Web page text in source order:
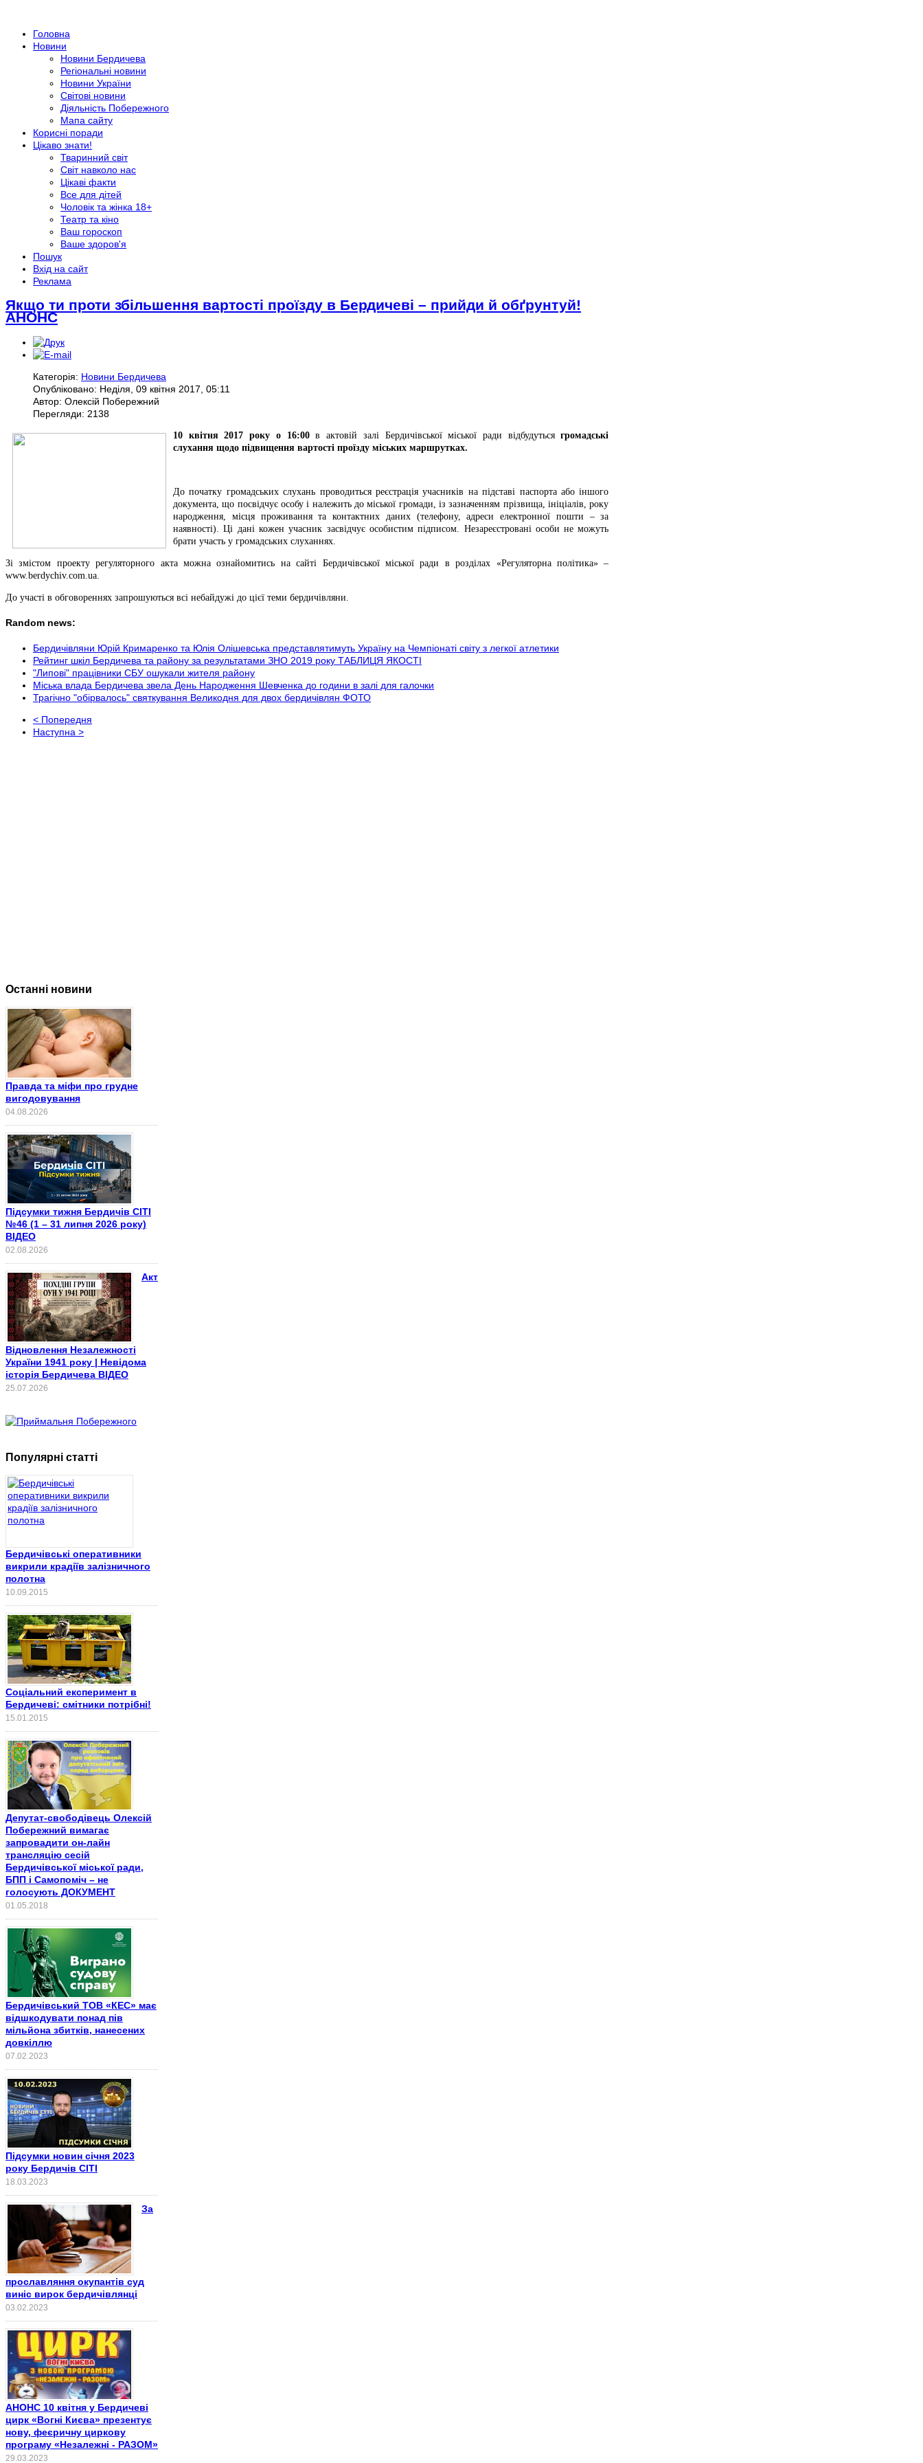
Головна
Новини
Новини Бердичева
Регіональні новини
Новини України
Світові новини
Діяльність Побережного
Мапа сайту
Корисні поради
Цікаво знати!
Тваринний світ
Світ навколо нас
Цікаві факти
Все для дітей
Чоловік та жінка 18+
Театр та кіно
Ваш гороскоп
Ваше здоров'я
Пошук
Вхід на сайт
Реклама
Якщо ти проти збільшення вартості проїзду в Бердичеві – прийди й обґрунтуй!
АНОНС
Категорія: Новини Бердичева
Опубліковано: Неділя, 09 квітня 2017, 05:11
Автор: Олексій Побережний
Перегляди: 2138
10 квітня 2017 року о 16:00в актовій залі Бердичівської міської ради відбудутьсягромадські
слухання щодо підвищення вартості проїзду міських маршрутках.
До початку громадських слухань проводиться реєстрація учасників на підставі паспорта або іншого
документа, що посвідчує особу і належить до міської громади, із зазначенням прізвища, ініціалів, року
народження, місця проживання та контактних даних (телефону, адреси електронної пошти – за
наявності). Ці дані кожен учасник засвідчує особистим підписом. Незареєстровані особи не можуть
брати участь у громадських слуханнях.
Зі змістом проекту регуляторного акта можна ознайомитись на сайті Бердичівської міської ради в розділах «Регуляторна політика» –
www.berdychiv.com.ua.
До участі в обговореннях запрошуються всі небайдужі до цієї теми бердичівляни.
Random news:
Бердичівляни Юрій Кримаренко та Юлія Олішевська представлятимуть Україну на Чемпіонаті світу з легкої атлетики
Рейтинг шкіл Бердичева та району за результатами ЗНО 2019 року ТАБЛИЦЯ ЯКОСТІ
"Липові" працівники СБУ ошукали жителя району
Міська влада Бердичева звела День Народження Шевченка до години в залі для галочки
Трагічно "обірвалось" святкування Великодня для двох бердичівлян ФОТО
< Попередня
Наступна >
Останні новини
Правда та міфи про грудне
вигодовування
04.08.2026
Підсумки тижня Бердичів СІТІ
№46 (1 – 31 липня 2026 року)
ВІДЕО
02.08.2026
Акт
Відновлення Незалежності
України 1941 року | Невідома
історія Бердичева ВІДЕО
25.07.2026
Популярні статті
Бердичівські оперативники
викрили крадіїв залізничного
полотна
10.09.2015
Соціальний експеримент в
Бердичеві: смітники потрібні!
15.01.2015
Депутат-свободівець Олексій
Побережний вимагає
запровадити он-лайн
трансляцію сесій
Бердичівської міської ради,
БПП і Самопоміч – не
голосують ДОКУМЕНТ
01.05.2018
Бердичівський ТОВ «КЕС» має
відшкодувати понад пів
мільйона збитків, нанесених
довкіллю
07.02.2023
Підсумки новин січня 2023
року Бердичів СІТІ
18.03.2023
За
прославляння окупантів суд
виніс вирок бердичівлянці
03.02.2023
АНОНС 10 квітня у Бердичеві
цирк «Вогні Києва» презентує
нову, феєричну циркову
програму «Незалежні - РАЗОМ»
29.03.2023